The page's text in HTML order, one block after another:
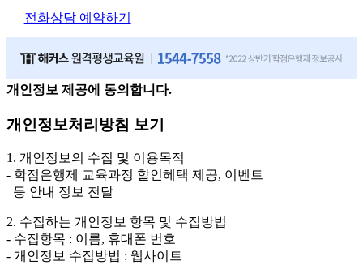
전화상담 예약하기
개인정보 제공에 동의합니다.
개인정보처리방침 보기
1. 개인정보의 수집 및 이용목적
- 학점은행제 교육과정 할인혜택 제공, 이벤트
등 안내 정보 전달
2. 수집하는 개인정보 항목 및 수집방법
- 수집항목 : 이름, 휴대폰 번호
- 개인정보 수집방법 : 웹사이트